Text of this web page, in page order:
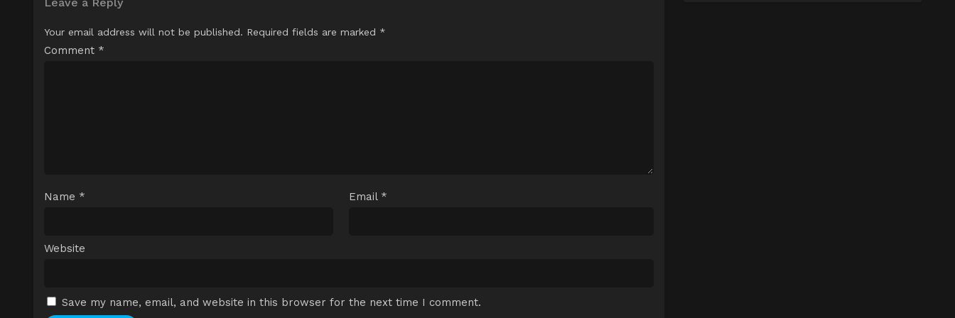
Your email address will not be published. Required fields are marked *
Comment *
Name * Email *
Website
Save my name, email, and website in this browser for the next time I comment.